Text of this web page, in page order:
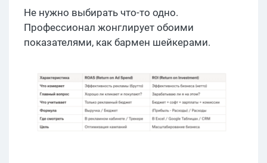
Не нужно выбирать что-то одно.
Профессионал жонглирует обоими
показателями, как бармен шейкерами.